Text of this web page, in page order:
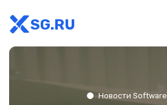
SG.RU
Новости Software